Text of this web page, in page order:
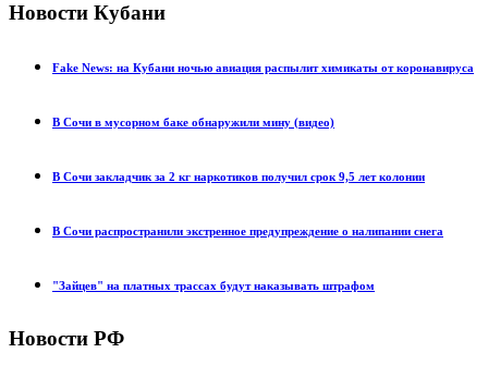
Новости Кубани
Fake News: на Кубани ночью авиация распылит химикаты от коронавируса
В Сочи в мусорном баке обнаружили мину (видео)
В Сочи закладчик за 2 кг наркотиков получил срок 9,5 лет колонии
В Сочи распространили экстренное предупреждение о налипании снега
"Зайцев" на платных трассах будут наказывать штрафом
Новости РФ